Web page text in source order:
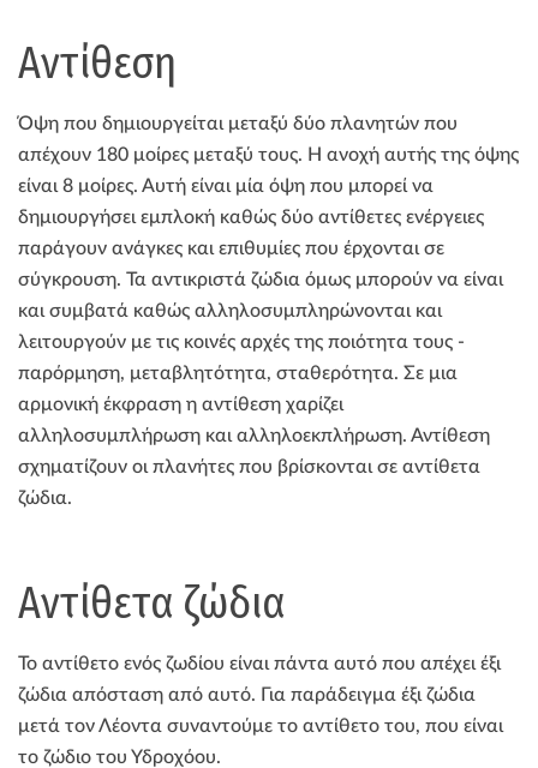
Αντίθεση
Όψη που δημιουργείται μεταξύ δύο πλανητών που
απέχουν 180 μοίρες μεταξύ τους. Η ανοχή αυτής της όψης
είναι 8 μοίρες. Αυτή είναι μία όψη που μπορεί να
δημιουργήσει εμπλοκή καθώς δύο αντίθετες ενέργειες
παράγουν ανάγκες και επιθυμίες που έρχονται σε
σύγκρουση. Τα αντικριστά ζώδια όμως μπορούν να είναι
και συμβατά καθώς αλληλοσυμπληρώνονται και
λειτουργούν με τις κοινές αρχές της ποιότητα τους -
παρόρμηση, μεταβλητότητα, σταθερότητα. Σε μια
αρμονική έκφραση η αντίθεση χαρίζει
αλληλοσυμπλήρωση και αλληλοεκπλήρωση. Αντίθεση
σχηματίζουν οι πλανήτες που βρίσκονται σε αντίθετα
ζώδια.
Αντίθετα ζώδια
Το αντίθετο ενός ζωδίου είναι πάντα αυτό που απέχει έξι
ζώδια απόσταση από αυτό. Για παράδειγμα έξι ζώδια
μετά τον Λέοντα συναντούμε το αντίθετο του, που είναι
το ζώδιο του Υδροχόου.